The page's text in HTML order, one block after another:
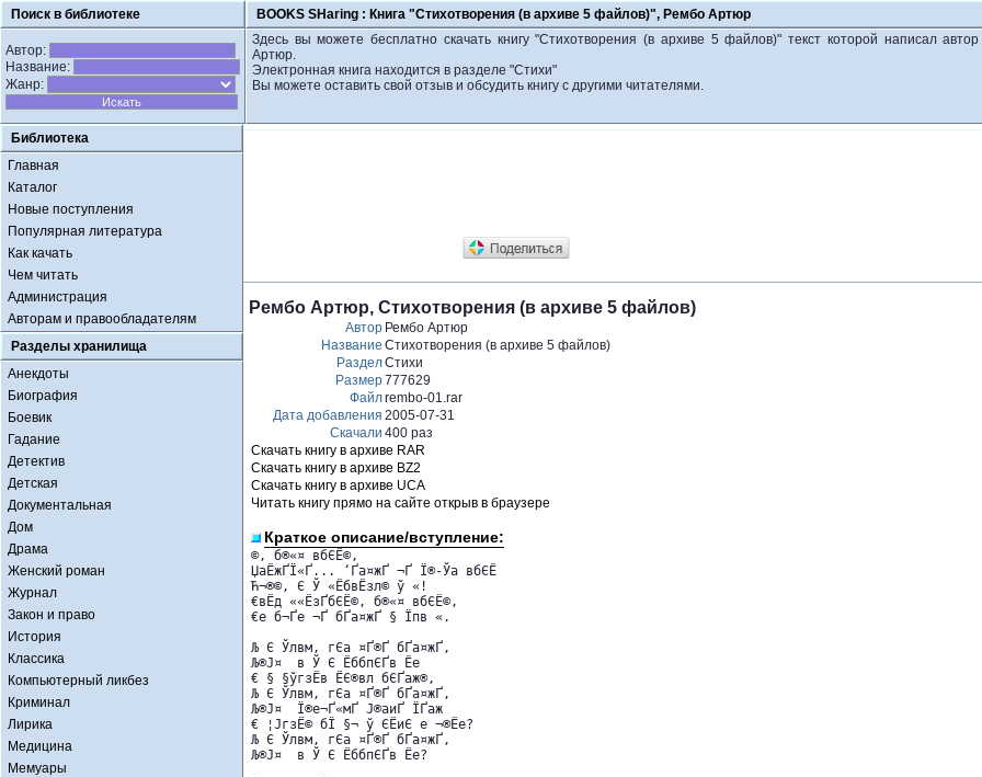
Поиск в библиотеке BOOKS SHaring : Книга "Стихотворения (в архиве 5 файлов)", Рембо Артюр
Автор:
Название:
Жанр:
Здесь вы можете бесплатно скачать книгу "Стихотворения (в архиве 5 файлов)" текст которой написал
Артюр.
Электронная книга находится в разделе "Стихи"
Вы можете оставить свой отзыв и обсудить книгу с другими читателями.
Библиотека
Главная
Каталог
Новые поступления
Популярная литература
Как качать
Чем читать
Администрация
Авторам и правообладателям
Разделы хранилища
Анекдоты
Биография
Боевик
Гадание
Детектив
Детская
Документальная
Дом
Драма
Женский роман
Журнал
Закон и право
История
Классика
Компьютерный ликбез
Криминал
Лирика
Медицина
Мемуары
Рембо Артюр, Стихотворения (в архиве 5 файлов)
Автор Рембо Артюр
Название Стихотворения (в архиве 5 файлов)
РазделСтихи
Размер777629
Файлrembo-01.rar
Дата добавления 2005-07-31
Скачали 400 раз
Скачать книгу в архиве RAR
Скачать книгу в архиве BZ2
Скачать книгу в архиве UCA
Читать книгу прямо на сайте открыв в браузере
Краткое описание/вступление:
©, б®«¤ вбЄЁ©,
ЏаЁжҐЇ«Ґ­... ‘Ґа¤жҐ ¬­Ґ Ї®-Ўа вбЄЁ
Ћ¬®©, Є Ў «ЁбвЁз­л© ў «!
€вЁд ««ЁзҐбЄЁ©, б®«¤ вбЄЁ©,
€е б¬Ґе ¬­Ґ бҐа¤жҐ § Їпв­ «.
Љ Є Ўлвм, гЄа ¤Ґ­­®Ґ бҐа¤жҐ,
Љ®Ј¤  в Ў Є ЁббпЄ­Ґв Ёе
€ § §ўгзЁв ЁЄ®вл бЄҐаж®,
Љ Є Ўлвм, гЄа ¤Ґ­­®Ґ бҐа¤жҐ,
Љ®Ј¤  Ї®е¬Ґ«мҐ Ј®аиҐ ЇҐаж
€ ¦ЈгзЁ© бЇ §¬ ў ЄЁиЄ е ¬®Ёе?
Љ Є Ўлвм, гЄа ¤Ґ­­®Ґ бҐа¤жҐ,
Љ®Ј¤  в Ў Є ЁббпЄ­Ґв Ёе?